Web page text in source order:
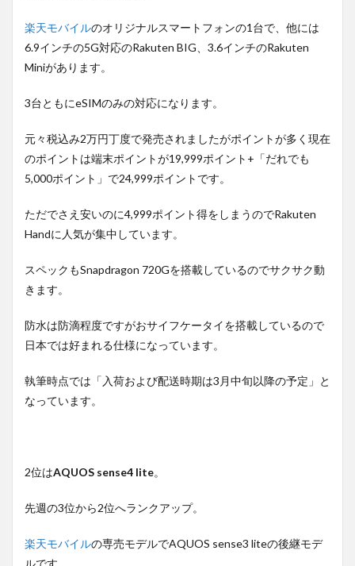
楽天モバイルのオリジナルスマートフォンの1台で、他には
6.9インチの5G対応のRakuten BIG、3.6インチのRakuten
Miniがあります。
3台ともにeSIMのみの対応になります。
元々税込み2万円丁度で発売されましたがポイントが多く現在
のポイントは端末ポイントが19,999ポイント+「だれでも
5,000ポイント」で24,999ポイントです。
ただでさえ安いのに4,999ポイント得をしまうのでRakuten
Handに人気が集中しています。
スペックもSnapdragon 720Gを搭載しているのでサクサク動
きます。
防水は防滴程度ですがおサイフケータイを搭載しているので
日本では好まれる仕様になっています。
執筆時点では「入荷および配送時期は3月中旬以降の予定」と
なっています。
2位はAQUOS sense4 lite。
先週の3位から2位へランクアップ。
楽天モバイルの専売モデルでAQUOS sense3 liteの後継モデ
ルです。